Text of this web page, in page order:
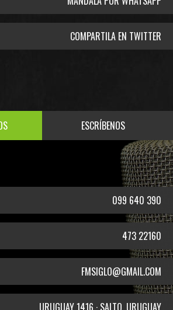
COMPARTILA EN TWITTER
ESCRÍBENOS
099 640 390
473 22160
FMSIGLO@GMAIL.COM
URUGUAY 1416 · SALTO, URUGUAY